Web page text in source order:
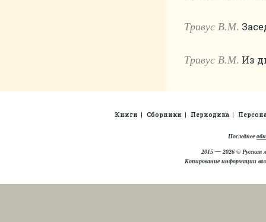
Тривус В.М.
Тривус В.М. Из
Книги Сборники Периодика
Последнее
2015 — 2026 © Русская
Копирование информации